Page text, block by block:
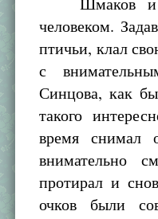
человеком.
птичьи, клал
с
Синцова, как
такого
время снимал
внимательно
протирал и
очков были